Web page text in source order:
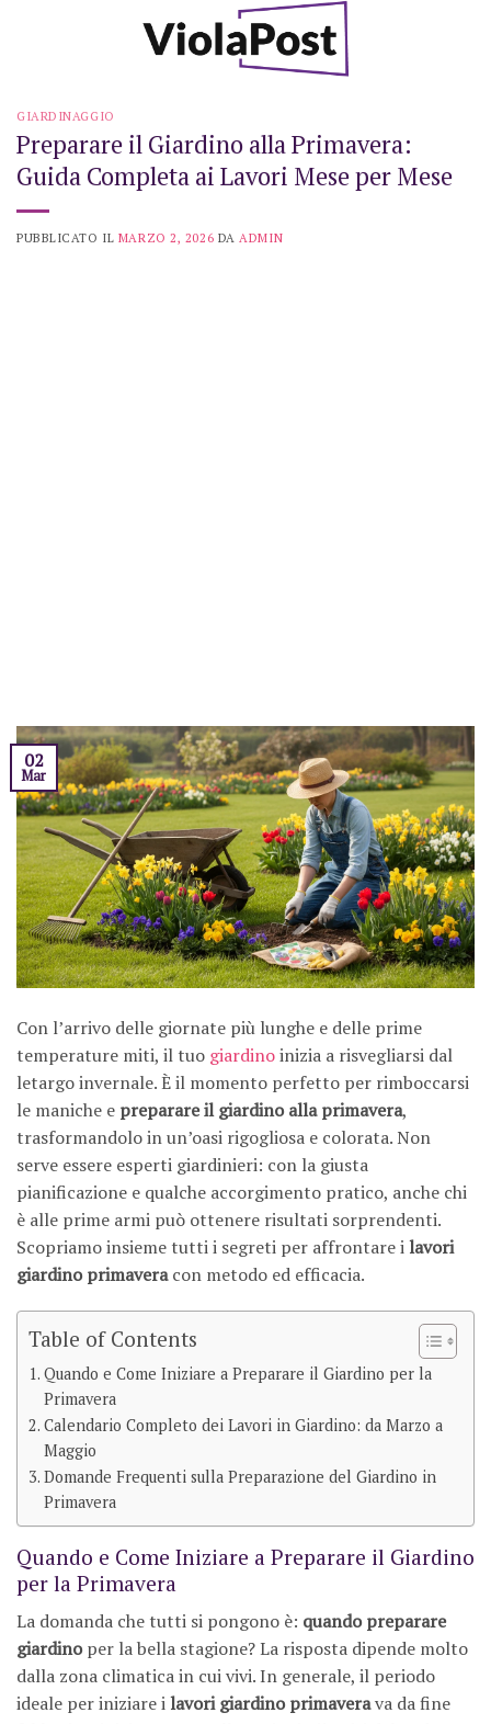
GIARDINAGGIO
Preparare il Giardino alla Primavera:
Guida Completa ai Lavori Mese per Mese
PUBBLICATO IL MARZO 2, 2026 DA ADMIN
02
Mar
Con l’arrivo delle giornate più lunghe e delle prime
temperature miti, il tuo giardinoinizia a risvegliarsi dal
letargo invernale. È il momento perfetto per rimboccarsi
le maniche e preparare il giardino alla primavera,
trasformandolo in un’oasi rigogliosa e colorata. Non
serve essere esperti giardinieri: con la giusta
pianificazione e qualche accorgimento pratico, anche chi
è alle prime armi può ottenere risultati sorprendenti.
Scopriamo insieme tutti i segreti per affrontare ilavori
giardino primaveracon metodo ed efficacia.
Table of Contents
Quando e Come Iniziare a Preparare il Giardino per la
Primavera
Calendario Completo dei Lavori in Giardino: da Marzo a
Maggio
Domande Frequenti sulla Preparazione del Giardino in
Primavera
Quando e Come Iniziare a Preparare il Giardino
per la Primavera
La domanda che tutti si pongono è: quando preparare
giardinoper la bella stagione? La risposta dipende molto
dalla zona climatica in cui vivi. In generale, il periodo
ideale per iniziare ilavori giardino primaverava da fine